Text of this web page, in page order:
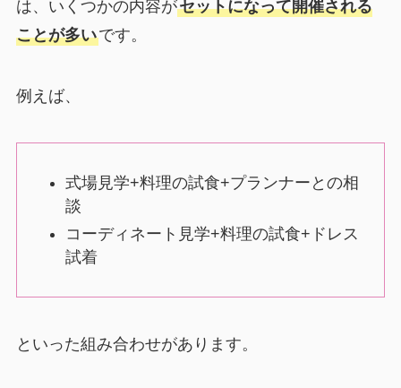
は、いくつかの内容がセットになって開催される
ことが多いです。
例えば、
式場見学+料理の試食+プランナーとの相
談
コーディネート見学+料理の試食+ドレス
試着
といった組み合わせがあります。